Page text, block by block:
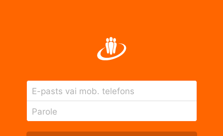
E-pasts vai mob. telefons
Parole